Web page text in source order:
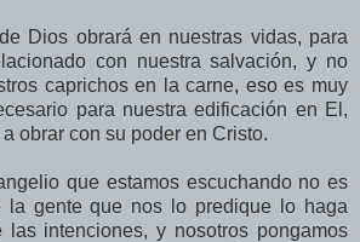
Dios obrará en nuestras vidas, para
con nuestra salvación, y no
caprichos en la carne, eso es muy
para nuestra edificación en El,
obrar con su poder en Cristo.
que estamos escuchando no es
la gente que nos lo predique lo haga
intenciones, y nosotros pongamos